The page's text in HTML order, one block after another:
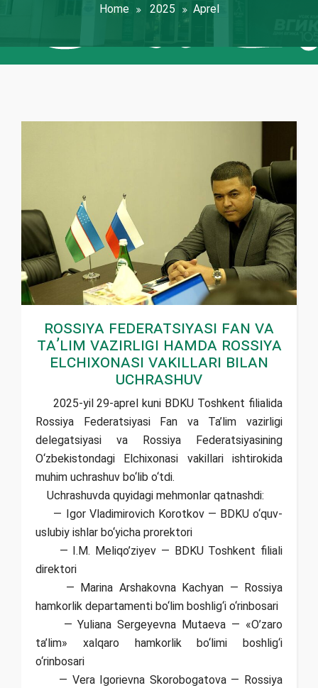
Home 2025 Aprel
Rossiya Federatsiyasi Fan va
Ta’lim vazirligi hamda Rossiya
elchixonasi vakillari bilan
uchrashuv
2025-yil 29-aprel kuni BDKU Toshkent filialida
Rossiya Federatsiyasi Fan va Ta’lim vazirligi
delegatsiyasi va Rossiya Federatsiyasining
O‘zbekistondagi Elchixonasi vakillari ishtirokida
muhim uchrashuv bo‘lib o‘tdi.
Uchrashuvda quyidagi mehmonlar qatnashdi:
— Igor Vladimirovich Korotkov — BDKU o‘quv-
uslubiy ishlar bo‘yicha prorektori
— I.M. Meliqo’ziyev — BDKU Toshkent filiali
direktori
— Marina Arshakovna Kachyan — Rossiya
hamkorlik departamenti bo‘lim boshlig‘i o‘rinbosari
— Yuliana Sergeyevna Mutaeva — «O’zaro
ta’lim» xalqaro hamkorlik bo‘limi boshlig‘i
o‘rinbosari
— Vera Igorievna Skorobogatova — Rossiya